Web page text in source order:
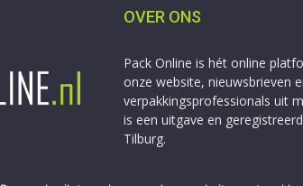
OVER ONS
Pack Online is hét online
onze website, nieuwsbrieven
verpakkingsprofessionals uit
is een uitgave en
Tilburg.